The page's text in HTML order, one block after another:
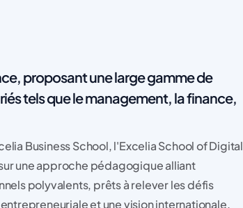
proposant une large gamme de
tels que le management, la finance,
Business School, l'Excelia School of Digital
une approche pédagogique alliant
polyvalents, prêts à relever les défis
et une vision internationale.